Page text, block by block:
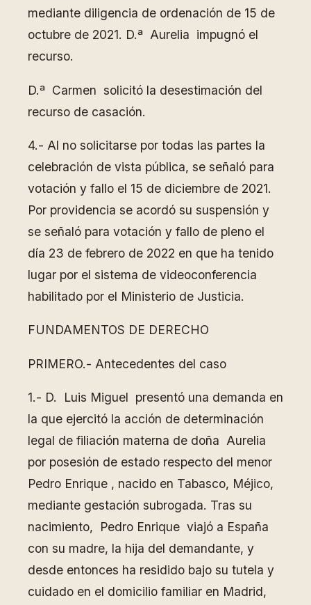
mediante diligencia de ordenación de 15 de
octubre de 2021. D.ª Aurelia impugnó el
recurso.
D.ª Carmen solicitó la desestimación del
recurso de casación.
4.- Al no solicitarse por todas las partes la
celebración de vista pública, se señaló para
votación y fallo el 15 de diciembre de 2021.
Por providencia se acordó su suspensión y
se señaló para votación y fallo de pleno el
día 23 de febrero de 2022 en que ha tenido
lugar por el sistema de videoconferencia
habilitado por el Ministerio de Justicia.
FUNDAMENTOS DE DERECHO
PRIMERO.- Antecedentes del caso
1.- D. Luis Miguel presentó una demanda en
la que ejercitó la acción de determinación
legal de filiación materna de doña Aurelia
por posesión de estado respecto del menor
Pedro Enrique , nacido en Tabasco, Méjico,
mediante gestación subrogada. Tras su
nacimiento, Pedro Enrique viajó a España
con su madre, la hija del demandante, y
desde entonces ha residido bajo su tutela y
cuidado en el domicilio familiar en Madrid,